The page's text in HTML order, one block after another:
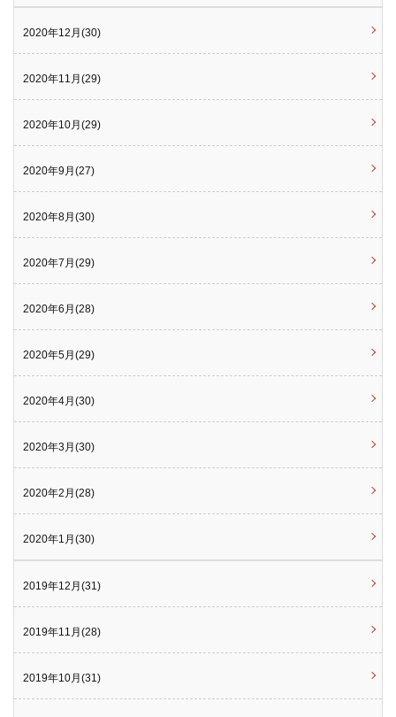
2020年12月(30)
2020年11月(29)
2020年10月(29)
2020年9月(27)
2020年8月(30)
2020年7月(29)
2020年6月(28)
2020年5月(29)
2020年4月(30)
2020年3月(30)
2020年2月(28)
2020年1月(30)
2019年12月(31)
2019年11月(28)
2019年10月(31)